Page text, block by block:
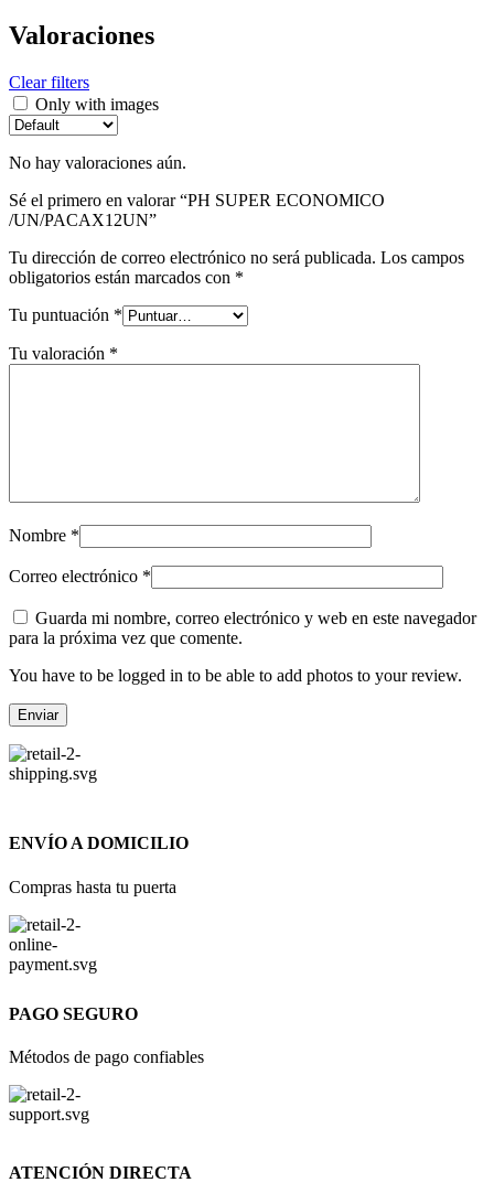
Valoraciones
Clear filters
Only with images
No hay valoraciones aún.
Sé el primero en valorar “PH SUPER ECONOMICO
/UN/PACAX12UN”
Tu dirección de correo electrónico no será publicada. Los campos
obligatorios están marcados con *
Tu puntuación *
Tu valoración *
Nombre *
Correo electrónico *
Guarda mi nombre, correo electrónico y web en este navegador
para la próxima vez que comente.
You have to be logged in to be able to add photos to your review.
ENVÍO A DOMICILIO
Compras hasta tu puerta
PAGO SEGURO
Métodos de pago confiables
ATENCIÓN DIRECTA